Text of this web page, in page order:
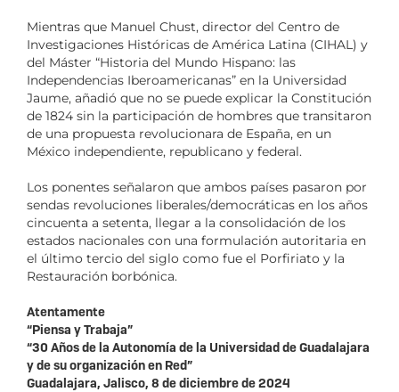
Mientras que Manuel Chust, director del Centro de
Investigaciones Históricas de América Latina (CIHAL) y
del Máster “Historia del Mundo Hispano: las
Independencias Iberoamericanas” en la Universidad
Jaume, añadió que no se puede explicar la Constitución
de 1824 sin la participación de hombres que transitaron
de una propuesta revolucionara de España, en un
México independiente, republicano y federal.
Los ponentes señalaron que ambos países pasaron por
sendas revoluciones liberales/democráticas en los años
cincuenta a setenta, llegar a la consolidación de los
estados nacionales con una formulación autoritaria en
el último tercio del siglo como fue el Porfiriato y la
Restauración borbónica.
Atentamente
“Piensa y Trabaja”
“30 Años de la Autonomía de la Universidad de Guadalajara
y de su organización en Red”
Guadalajara, Jalisco, 8 de diciembre de 2024